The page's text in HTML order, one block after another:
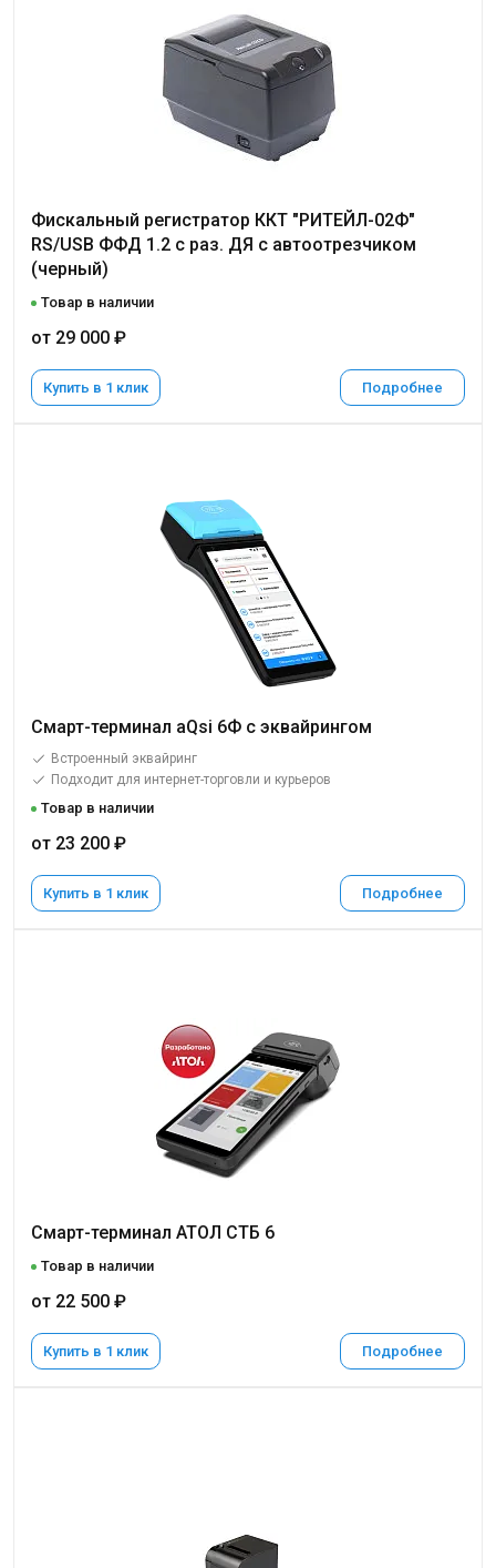
Фискальный регистратор ККТ "РИТЕЙЛ-02Ф"
RS/USB ФФД 1.2 с раз. ДЯ с автоотрезчиком
(черный)
Товар в наличии
от 29 000 ₽
Купить в 1 клик Подробнее
Смарт-терминал aQsi 6Ф с эквайрингом
Встроенный эквайринг
Подходит для интернет-торговли и курьеров
Товар в наличии
от 23 200 ₽
Купить в 1 клик Подробнее
Смарт-терминал АТОЛ СТБ 6
Товар в наличии
от 22 500 ₽
Купить в 1 клик Подробнее